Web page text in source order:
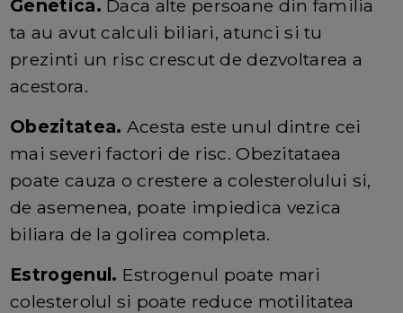
Genetica. Daca alte persoane din familia
ta au avut calculi biliari, atunci si tu
prezinti un risc crescut de dezvoltarea a
acestora.
Obezitatea. Acesta este unul dintre cei
mai severi factori de risc. Obezitataea
poate cauza o crestere a colesterolului si,
de asemenea, poate impiedica vezica
biliara de la golirea completa.
Estrogenul. Estrogenul poate mari
colesterolul si poate reduce motilitatea